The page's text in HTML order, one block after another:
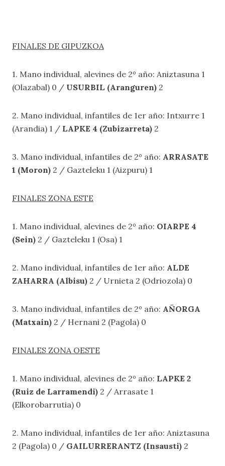
FINALES DE GIPUZKOA
1. Mano individual, alevines de 2º año: Aniztasuna 1
(Olazabal) 0 / USURBIL (Aranguren) 2
2. Mano individual, infantiles de 1er año: Intxurre 1
(Arandia) 1 / LAPKE 4 (Zubizarreta) 2
3. Mano individual, infantiles de 2º año: ARRASATE
1 (Moron) 2 / Gazteleku 1 (Aizpuru) 1
FINALES ZONA ESTE
1. Mano individual, alevines de 2º año: OIARPE 4
(Sein) 2 / Gazteleku 1 (Osa) 1
2. Mano individual, infantiles de 1er año: ALDE
ZAHARRA (Albisu) 2 / Urnieta 2 (Odriozola) 0
3. Mano individual, infantiles de 2º año: AÑORGA
(Matxain) 2 / Hernani 2 (Pagola) 0
FINALES ZONA OESTE
1. Mano individual, alevines de 2º año: LAPKE 2
(Ruiz de Larramendi) 2 / Arrasate 1
(Elkorobarrutia) 0
2. Mano individual, infantiles de 1er año: Aniztasuna
2 (Pagola) 0 / GAILURRERANTZ (Insausti) 2